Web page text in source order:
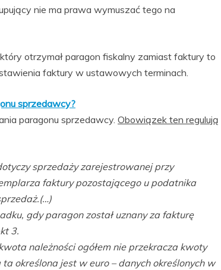
nie ma prawa wymuszać tego na
, który otrzymał paragon fiskalny zamiast faktury to
faktury w ustawowych terminach.
sprzedawcy?
paragonu sprzedawcy. Obowiązek ten regulują
sprzedaży zarejestrowanej przy
faktury pozostającego u podatnika
gdy paragon został uznany za fakturę
3.
należności ogółem nie przekracza kwoty
określona jest w euro – danych określonych w